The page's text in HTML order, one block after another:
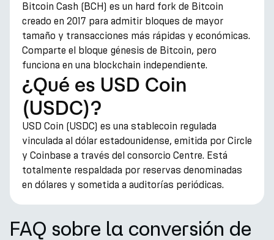
Bitcoin Cash (BCH) es un hard fork de Bitcoin
creado en 2017 para admitir bloques de mayor
tamaño y transacciones más rápidas y económicas.
Comparte el bloque génesis de Bitcoin, pero
funciona en una blockchain independiente.
¿Qué es USD Coin
(USDC)?
USD Coin (USDC) es una stablecoin regulada
vinculada al dólar estadounidense, emitida por Circle
y Coinbase a través del consorcio Centre. Está
totalmente respaldada por reservas denominadas
en dólares y sometida a auditorías periódicas.
FAQ sobre la conversión de